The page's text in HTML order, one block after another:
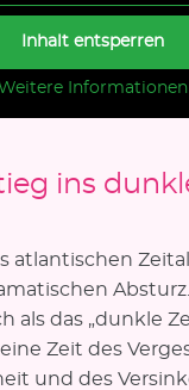
Inhalt entsperren
Informationen
ins
atlantischen
als das „dunkle
Zeit des
und des